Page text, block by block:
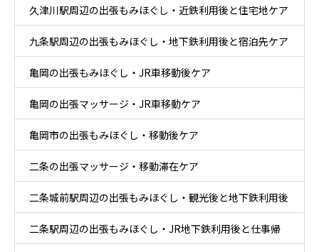
久津川駅周辺の出張もみほぐし・近鉄利用後と住宅地ケア
九条駅周辺の出張もみほぐし・地下鉄利用後と宿泊先ケア
亀岡の出張もみほぐし・JR車移動後ケア
亀岡の出張マッサージ・JR車移動ケア
亀岡市の出張もみほぐし・移動後ケア
二条の出張マッサージ・移動滞在ケア
二条城前駅周辺の出張もみほぐし・観光後と地下鉄利用後
ケア
二条駅周辺の出張もみほぐし・JR地下鉄利用後と仕事帰